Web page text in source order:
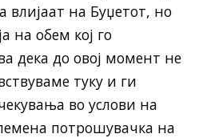
влијаат на Буџетот, но
на обем кој го
дека до овој момент не
туку и ги
во услови на
потрошувачка на